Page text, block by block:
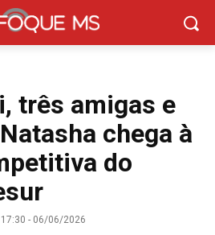
três amigas e
chega à
do
17:30 - 06/06/2026